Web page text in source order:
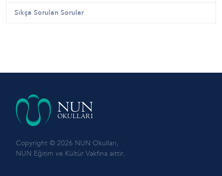
Sıkça Sorulan Sorular
Copyright © 2026 NUN Okulları,
NUN Eğitim ve Kültür Vakfına aittir.